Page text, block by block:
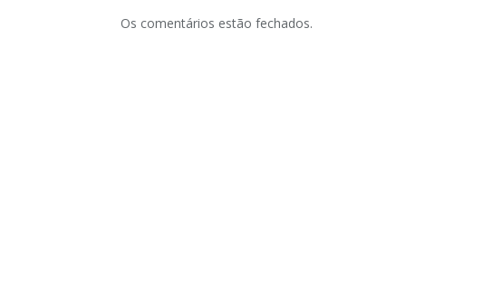
Os comentários estão fechados.